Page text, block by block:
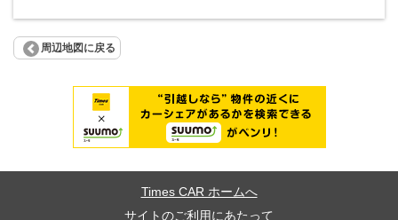
周辺地図に戻る
Times CAR ホームへ
サイトのご利用にあたって